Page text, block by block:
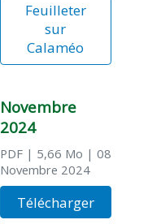
Feuilleter
sur
Calaméo
Novembre
2024
PDF| 5,66 Mo | 08
Novembre 2024
Télécharger